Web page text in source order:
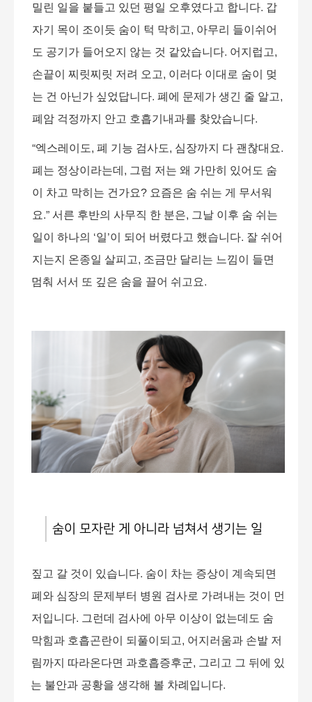
밀린 일을 붙들고 있던 평일 오후였다고 합니다. 갑
자기 목이 조이듯 숨이 턱 막히고, 아무리 들이쉬어
도 공기가 들어오지 않는 것 같았습니다. 어지럽고,
손끝이 찌릿찌릿 저려 오고, 이러다 이대로 숨이 멎
는 건 아닌가 싶었답니다. 폐에 문제가 생긴 줄 알고,
폐암 걱정까지 안고 호흡기내과를 찾았습니다.
“엑스레이도, 폐 기능 검사도, 심장까지 다 괜찮대요.
폐는 정상이라는데 , 그럼 저는 왜 가만히 있어도 숨
이 차고 막히는 건가요? 요즘은 숨 쉬는 게 무서워
요.” 서른 후반의 사무직 한 분은, 그날 이후 숨 쉬는
일이 하나의 ‘일’이 되어 버렸다고 했습니다. 잘 쉬어
지는지 온종일 살피고, 조금만 달리는 느낌이 들면
멈춰 서서 또 깊은 숨을 끌어 쉬고요.
숨이 모자란 게 아니라 넘쳐서 생기는 일
짚고 갈 것이 있습니다. 숨이 차는 증상이 계속되면
폐와 심장의 문제부터 병원 검사로 가려내는 것이 먼
저입니다. 그런데 검사에 아무 이상이 없는데도 숨
막힘과 호흡곤란이 되풀이되고, 어지러움과 손발 저
림까지 따라온다면 과호흡증후군, 그리고 그 뒤에 있
는 불안과 공황을 생각해 볼 차례입니다.